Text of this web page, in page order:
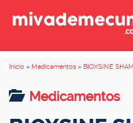
Inicio » Medicamentos » BIOXSINE
Medicamentos